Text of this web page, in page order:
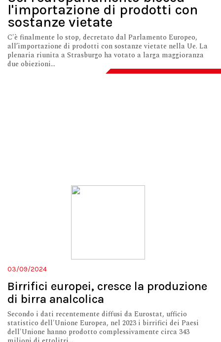
l'importazione di prodotti con
sostanze vietate
C'è finalmente lo stop, decretato dal Parlamento Europeo,
all’importazione di prodotti con sostanze vietate nella Ue. La
plenaria riunita a Strasburgo ha votato a larga maggioranza
due obiezioni...
03/09/2024
Birrifici europei, cresce la produzione
di birra analcolica
Secondo i dati recentemente diffusi da Eurostat, ufficio
statistico dell'Unione Europea, nel 2023 i birrifici dei Paesi
dell'Unione hanno prodotto complessivamente circa 343